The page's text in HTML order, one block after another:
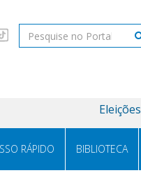
Pesquisar
Eleições
RÁPIDO BIBLIOTECA